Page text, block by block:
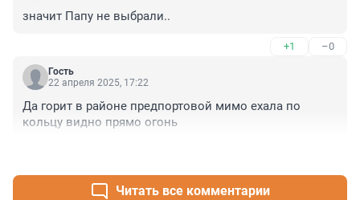
значит Папу не выбрали..
+1 –0
Гость
22 апреля 2025, 17:22
Да горит в районе предпортовой мимо ехала по
кольцу видно прямо огонь
Читать все комментарии